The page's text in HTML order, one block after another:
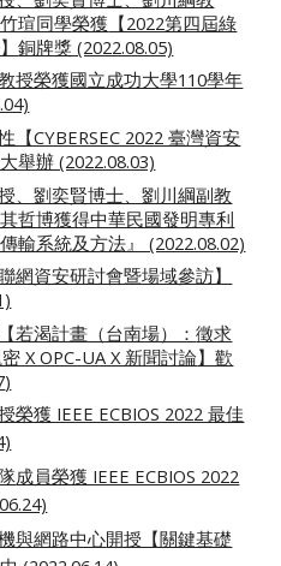
瑄同學榮獲 【2022第四屆綠
銅牌獎 (2022.08.05)
授榮獲國立成功大學110學年
CYBERSEC 2022 臺灣資安
舉辦 (2022.08.03)
、劉奕賢博士、劉川綱副教
哲博獲得中華民國發明專利
輸系統及方法』 (2022.08.02)
網資安研討會暨場域參訪】
若渴計畫（台南場）：徵求
X OPC-UA X 新聞討論】歡
)
榮獲 IEEE ECBIOS 2022 最佳
成員榮獲 IEEE ECBIOS 2022
與網路中心開授【關鍵基礎